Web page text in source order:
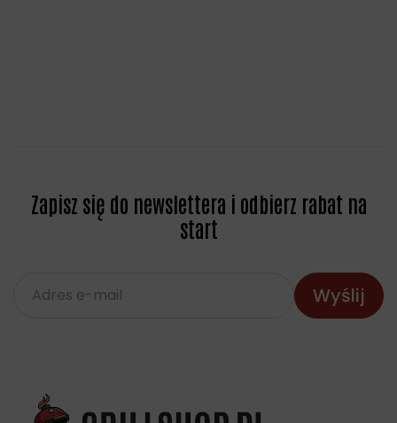
Zapisz się do newslettera i odbierz rabat na
start